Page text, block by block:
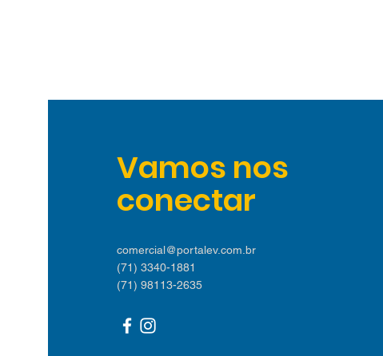
Vamos nos
conectar
comercial@portalev.com.br
(71) 3340-1881
(71) 98113-2635